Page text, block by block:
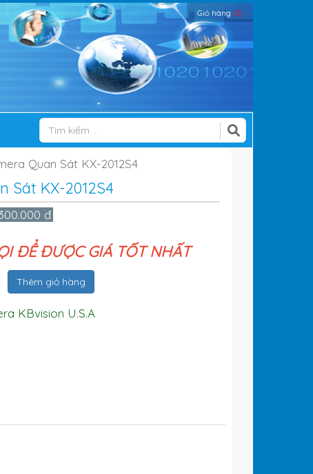
Giỏ hàng (0)
Quan Sát KX-2012S4
Sát KX-2012S4
đ
ĐỂ ĐƯỢC GIÁ TỐT NHẤT
Thêm giỏ hàng
KBvision U.S.A